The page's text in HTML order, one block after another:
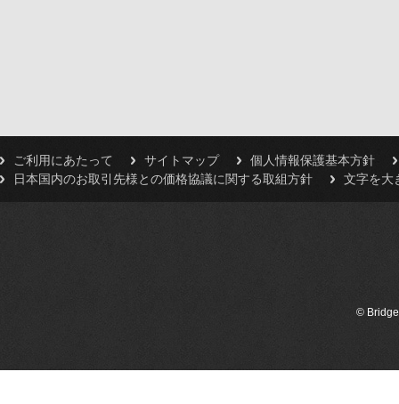
ご利用にあたって サイトマップ
個人情報保護基本方針
日本国内のお取引先様との価格協議に関する取組方針
文字を大
©